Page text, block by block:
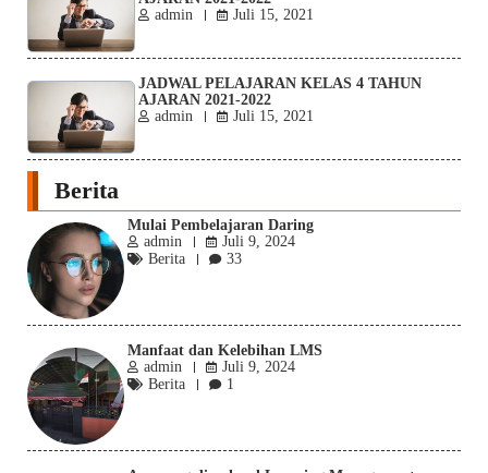
admin
Juli 15, 2021
JADWAL PELAJARAN KELAS 4 TAHUN
AJARAN 2021-2022
admin
Juli 15, 2021
Berita
Mulai Pembelajaran Daring
admin
Juli 9, 2024
Berita
33
Manfaat dan Kelebihan LMS
admin
Juli 9, 2024
Berita
1